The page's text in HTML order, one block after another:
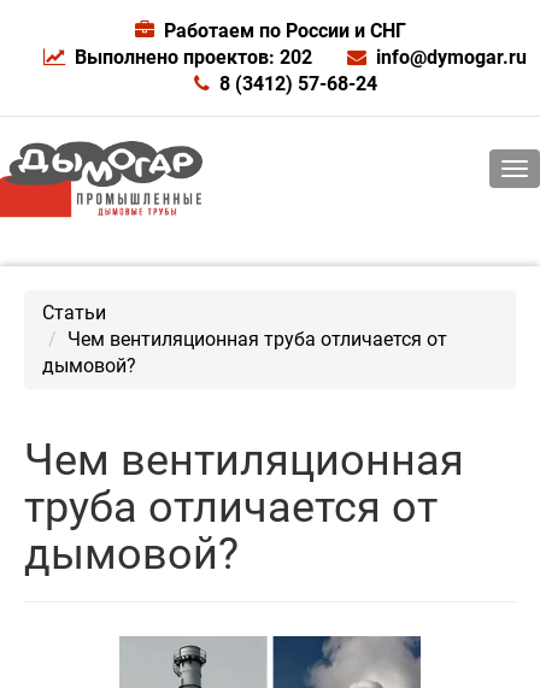
Работаем по России и СНГ
Выполнено проектов: 202
info@dymogar.ru
8 (3412) 57-68-24
Статьи
Чем вентиляционная труба отличается от
дымовой?
Чем вентиляционная
труба отличается от
дымовой?